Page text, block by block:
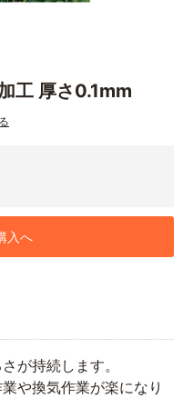
工 厚さ0.1mm
入へ
が持続します。
や換気作業が楽になり